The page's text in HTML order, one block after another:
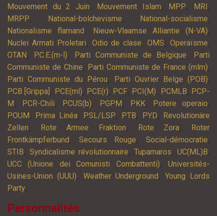
Mouvement du 2 Juin, Mouvement Islam, MPP, MRI ,
MRPP, National-bolchevisme, National-socialisme,
Nationalisme flamand , Nieuw-Vlaamse Alliantie (N-VA),
Nuclei Armati Proletari, Odio de clase,OMS,Operaïsme,
OTAN , P.C.E.(m-l), Parti Communiste de Belgique,
Parti
Communiste de Chine, Parti Communiste de France (mlm),
Parti Communiste du Pérou, Parti Ouvrier Belge (POB),
PCB [Grippa] , PCE(ml), PCE(r), PCF, PCI(M), PCMLB, PCP-
M , PCR-Chili, PCUS(b), PGPM , PKK, Potere operaio,
POUM , Prima Linéa, PSL/LSP, PTB, PYD,
Revolutionäre
Zellen, Rote Armee Fraktion, Rote Zora,
Roter
Frontkämpferbund , Secours Rouge, Social-démocratie,
STIB, Syndicalisme révolutionnaire, Tupamaros, UC(ML)B,
UCC (Unione dei Comunisti Combattenti),Universités-
Usines-Union (UUU), Weather Underground ,Young Lords
Party,
Personnalités